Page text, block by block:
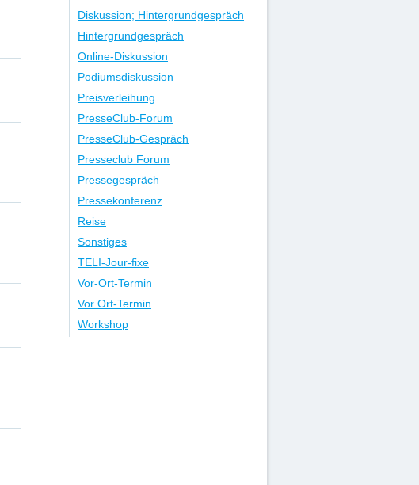
Diskussion; Hintergrundgespräch
Hintergrundgespräch
Online-Diskussion
Podiumsdiskussion
Preisverleihung
PresseClub-Forum
PresseClub-Gespräch
Presseclub Forum
Pressegespräch
Pressekonferenz
Reise
Sonstiges
TELI-Jour-fixe
Vor-Ort-Termin
Vor Ort-Termin
Workshop